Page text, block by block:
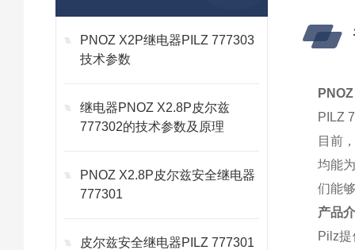
PNOZ X2P继电器PILZ 777303
技术参数
继电器PNOZ X2.8P皮尔兹
777302的技术参数及原理
PNOZ X2.8P皮尔兹安全继电器
777301
皮尔兹安全继电器PILZ 777301
PILZ
目前
均能
们能
产品
Pilz